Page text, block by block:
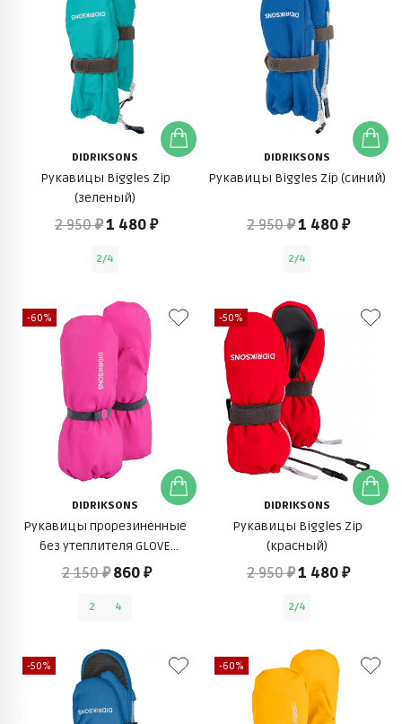
DIDRIKSONS
Рукавицы Biggles Zip
(зеленый)
2 950 ₽1 480 ₽
2/4
DIDRIKSONS
Рукавицы Biggles Zip (синий)
2 950 ₽1 480 ₽
2/4
-60%
DIDRIKSONS
Рукавицы прорезиненные
без утеплителя GLOVE
(неоновый розовый)
2 150 ₽ 860 ₽
2 4
-50%
DIDRIKSONS
Рукавицы Biggles Zip
(красный)
2 950 ₽1 480 ₽
2/4
-50% -60%